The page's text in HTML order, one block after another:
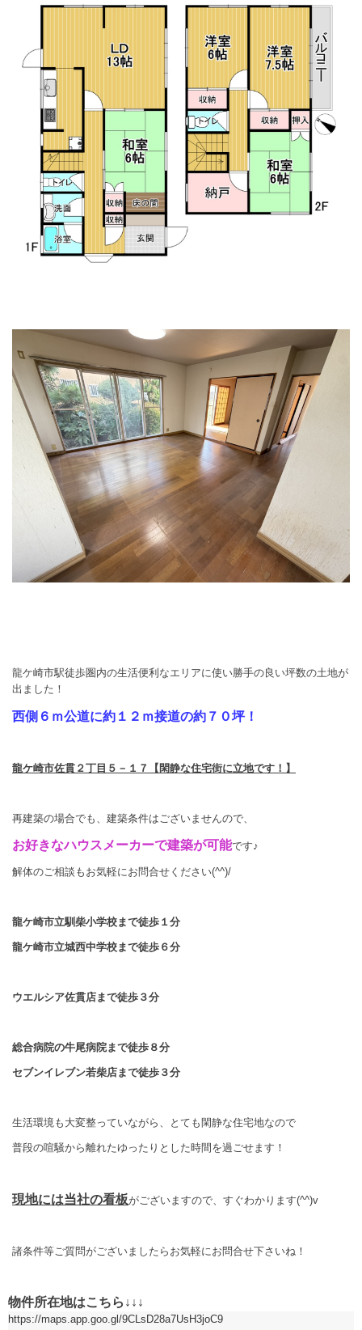
龍ケ崎市駅徒歩圏内の生活便利なエリアに使い勝手の良い坪数の土地が
出ました！
西側６ｍ公道に約１２ｍ接道の約７０坪！
龍ケ崎市佐貫２丁目５－１７【閑静な住宅街に立地です！】
再建築の場合でも、建築条件はございませんので、
お好きなハウスメーカーで建築が可能です♪
解体のご相談もお気軽にお問合せください(^^)/
龍ケ崎市立馴柴小学校まで徒歩１分
龍ケ崎市立城西中学校まで徒歩６分
ウエルシア佐貫店まで徒歩３分
総合病院の牛尾病院まで徒歩８分
セブンイレブン若柴店まで徒歩３分
生活環境も大変整っていながら、とても閑静な住宅地なので
普段の喧騒から離れたゆったりとした時間を過ごせます！
現地には当社の看板がございますので、すぐわかります(^^)v
諸条件等ご質問がございましたらお気軽にお問合せ下さいね！
物件所在地はこちら↓↓↓
https://maps.app.goo.gl/9CLsD28a7UsH3joC9